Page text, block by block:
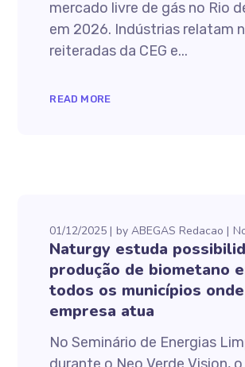
mercado livre de gás no Rio
em 2026. Indústrias relatam
reiteradas da CEG e...
READ MORE
01/12/2025 byABEGAS Redacao
Naturgy estuda
produção de biometano
todos os municípios
empresa atua
No Seminário de Energias